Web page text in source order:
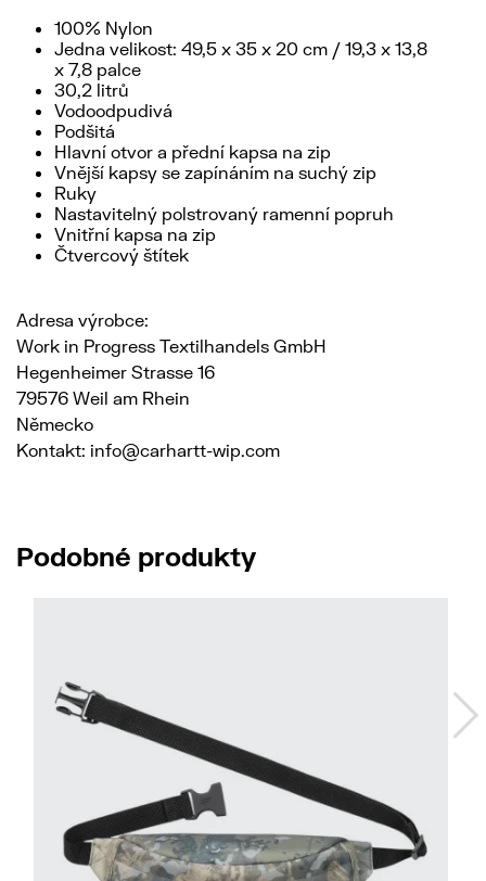
100% Nylon
Jedna velikost: 49,5 x 35 x 20 cm / 19,3 x 13,8
x 7,8 palce
30,2 litrů
Vodoodpudivá
Podšitá
Hlavní otvor a přední kapsa na zip
Vnější kapsy se zapínáním na suchý zip
Ruky
Nastavitelný polstrovaný ramenní popruh
Vnitřní kapsa na zip
Čtvercový štítek
Adresa výrobce:
Work in Progress Textilhandels GmbH
Hegenheimer Strasse 16
79576 Weil am Rhein
Německo
Kontakt: info@carhartt-wip.com
Podobné produkty